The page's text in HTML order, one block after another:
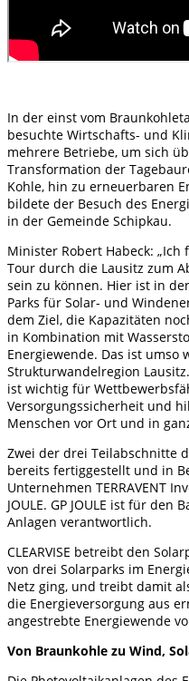
In der einst vom
besuchte Wirtschafts- und
mehrere Betriebe, um sich
Transformation der
Kohle, hin zu erneuerbaren
bildete der Besuch des
in der Gemeinde Schipkau.
Minister Robert Habeck:
Tour durch die Lausitz zum
sein zu können. Hier ist in
Parks für Solar- und
dem Ziel, die Kapazitäten
in Kombination mit
Energiewende. Das ist umso
Strukturwandelregion
ist wichtig für
Versorgungssicherheit und
Menschen vor Ort und in
Zwei der drei Teilabschnitte
bereits fertiggestellt und in
Unternehmen TERRAVENT
JOULE. GP JOULE ist für
Anlagen verantwortlich.
CLEARVISE betreibt den
von drei Solarparks im
Netz ging, und treibt damit
die Energieversorgung aus
angestrebte Energiewende
Von Braunkohle zu Wind,